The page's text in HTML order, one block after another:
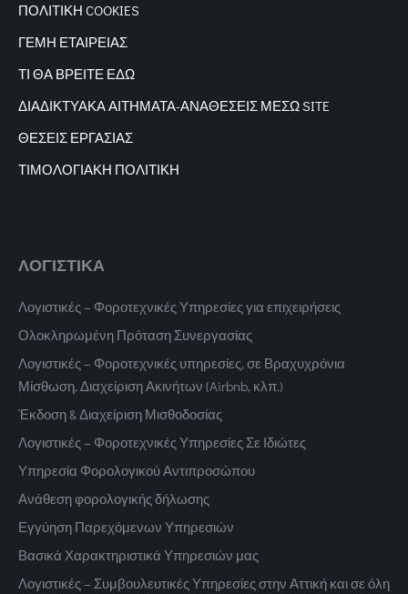
ΠΟΛΙΤΙΚΗ COOKIES
ΓΕΜΗ ΕΤΑΙΡΕΙΑΣ
ΤΙ ΘΑ ΒΡΕΙΤΕ ΕΔΩ
ΔΙΑΔΙΚΤΥΑΚΑΑΙΤΗΜΑΤΑ-ΑΝΑΘΕΣΕΙΣ ΜΕΣΩ SITE
ΘΕΣΕΙΣ ΕΡΓΑΣΙΑΣ
ΤΙΜΟΛΟΓΙΑΚΗ ΠΟΛΙΤΙΚΗ
ΛΟΓΙΣΤΙΚΑ
Λογιστικές – Φοροτεχνικές Υπηρεσίες για επιχειρήσεις
Ολοκληρωμένη Πρόταση Συνεργασίας
Λογιστικές – Φοροτεχνικές υπηρεσίες, σε Βραχυχρόνια
Μίσθωση, Διαχείριση Ακινήτων (Airbnb, κλπ.)
Έκδοση & Διαχείριση Μισθοδοσίας
Λογιστικές – Φοροτεχνικές Υπηρεσίες Σε Ιδιώτες
Υπηρεσία Φορολογικού Αντιπροσώπου
Ανάθεση φορολογικής δήλωσης
Εγγύηση Παρεχόμενων Υπηρεσιών
Βασικά Χαρακτηριστικά Υπηρεσιών μας
Λογιστικές – Συμβουλευτικές Υπηρεσίες στην Αττική και σε όλη